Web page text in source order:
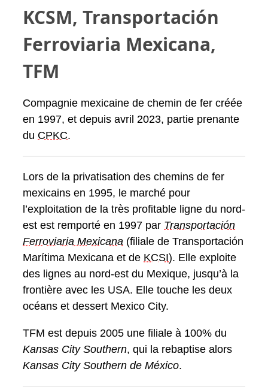
KCSM, Transportación
Ferroviaria Mexicana,
TFM
Compagnie mexicaine de chemin de fer créée
en 1997, et depuis avril 2023, partie prenante
du CPKC.
Lors de la privatisation des chemins de fer
mexicains en 1995, le marché pour
l’exploitation de la très profitable ligne du nord-
est est remporté en 1997 par Transportación
Ferroviaria Mexicana (filiale de Transportación
Marítima Mexicana et de KCSI). Elle exploite
des lignes au nord-est du Mexique, jusqu’à la
frontière avec les USA. Elle touche les deux
océans et dessert Mexico City.
TFM est depuis 2005 une filiale à 100% du
Kansas City Southern, qui la rebaptise alors
Kansas City Southern de México.